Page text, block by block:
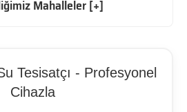
Mahalleler [+]
Tesisatçı - Profesyonel
Cihazla